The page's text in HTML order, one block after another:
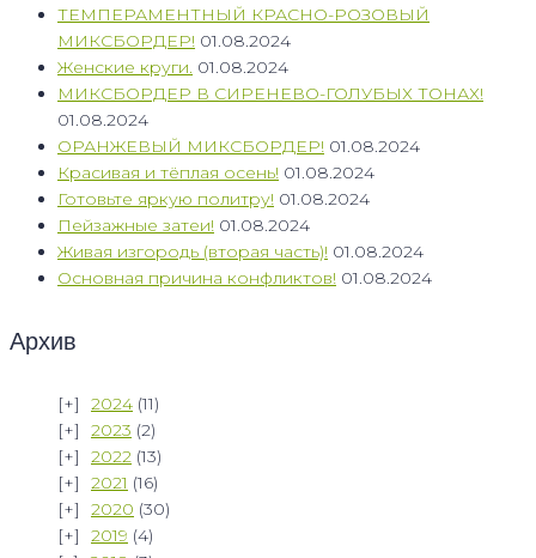
ТЕМПЕРАМЕНТНЫЙ КРАСНО-РОЗОВЫЙ
МИКСБОРДЕР! 01.08.2024
Женские круги. 01.08.2024
МИКСБОРДЕР В СИРЕНЕВО-ГОЛУБЫХ ТОНАХ!
01.08.2024
ОРАНЖЕВЫЙ МИКСБОРДЕР! 01.08.2024
Красивая и тёплая осень! 01.08.2024
Готовьте яркую политру! 01.08.2024
Пейзажные затеи! 01.08.2024
Живая изгородь (вторая часть)! 01.08.2024
Основная причина конфликтов! 01.08.2024
Архив
2024 (11)
2023 (2)
2022 (13)
2021 (16)
2020 (30)
2019 (4)